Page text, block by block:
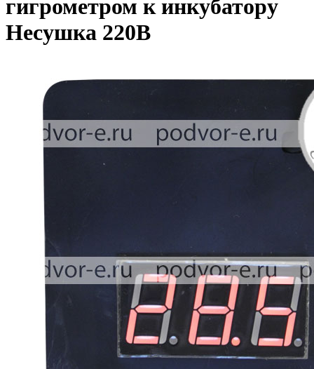
гигрометром к инкубатору
Несушка 220В